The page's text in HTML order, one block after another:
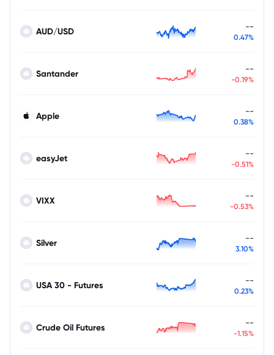
AUD/USD --
0.47%
Santander --
-0.19%
Apple --
0.38%
easyJet --
-0.51%
VIXX --
-0.53%
Silver --
3.10%
USA 30 - Futures --
0.23%
Crude Oil Futures --
-1.15%